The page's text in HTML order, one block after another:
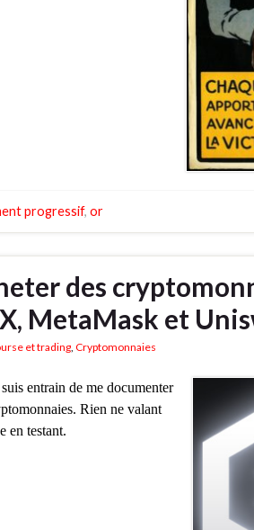
progressif, or
des
MetaMask et
et trading, Cryptomonnaies
entrain de me documenter
Rien ne valant
en testant.